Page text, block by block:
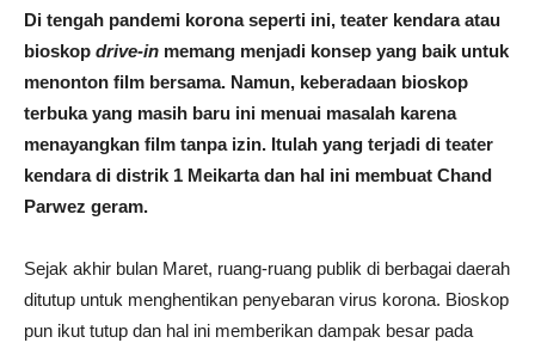
Di tengah pandemi korona seperti ini, teater kendara atau
bioskop drive-in memang menjadi konsep yang baik untuk
menonton film bersama. Namun, keberadaan bioskop
terbuka yang masih baru ini menuai masalah karena
menayangkan film tanpa izin. Itulah yang terjadi di teater
kendara di distrik 1 Meikarta dan hal ini membuat Chand
Parwez geram.
Sejak akhir bulan Maret, ruang-ruang publik di berbagai daerah
ditutup untuk menghentikan penyebaran virus korona. Bioskop
pun ikut tutup dan hal ini memberikan dampak besar pada